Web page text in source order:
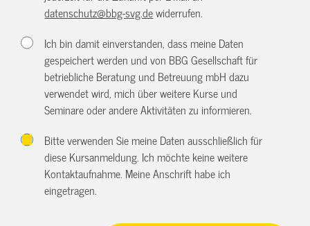
datenschutz@bbg-svg.dewiderrufen.
Ich bin damit einverstanden, dass meine Daten
gespeichert werden und von BBG Gesellschaft für
betriebliche Beratung und Betreuung mbH dazu
verwendet wird, mich über weitere Kurse und
Seminare oder andere Aktivitäten zu informieren.
Bitte verwenden Sie meine Daten ausschließlich für
diese Kursanmeldung. Ich möchte keine weitere
Kontaktaufnahme. Meine Anschrift habe ich
eingetragen.